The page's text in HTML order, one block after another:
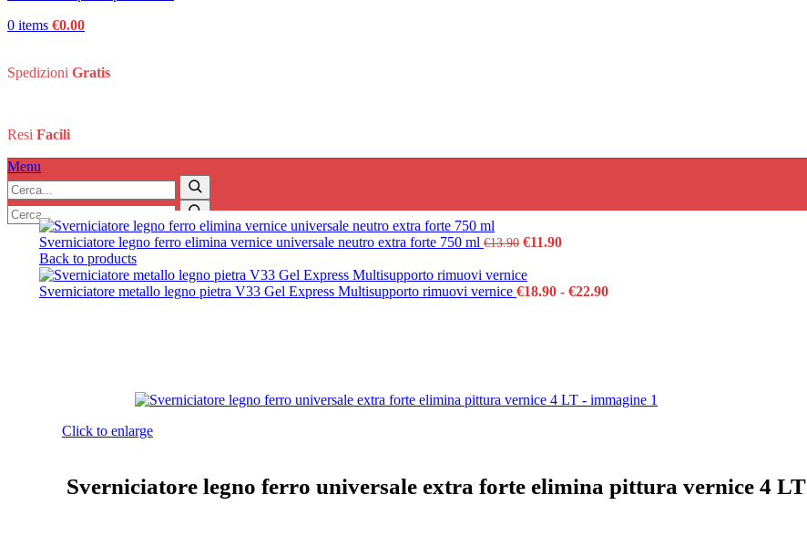
0 items €0.00
Spedizioni Gratis
Resi Facili
Menu
Search:
Search
Search:
Search
Home/ Casa e Bricolage/ Fai da te
Sverniciatore legno ferro elimina vernice universale neutro extra forte 750 ml €13.90 Il
originale
era:
€11.90Il
è:
Back to products
Sverniciatore metallo legno pietra V33 Gel Express Multisupporto rimuovi vernice €18.90 - €22.90Fascia
Click to enlarge
Sverniciatore legno ferro universale extra forte elimina pittura vernice 4 LT